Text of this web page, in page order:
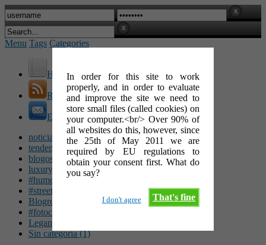
In order for this site to work
properly, and in order to evaluate
and improve the site we need to
store small files (called cookies) on
your computer.<br/> Over 90% of
all websites do this, however, since
the 25th of May 2011 we are
required by EU regulations to
obtain your consent first. What do
you say?
That's fine
I don't agree
Menu Tags Categories
Home
RSS Feed
E-Mail
noticias (142)
tendencias (100)
blogosfera (62)
luxury (49)
#humor (47)
#streetart (34)
Blogroll (26)
#fotocinéfila (25)
Leganés (16)
Sin categoría (1)